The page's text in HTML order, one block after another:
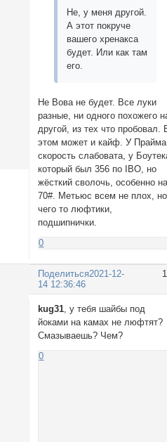
Не, у меня другой.
А этот покруче
вашего хренакса
будет. Или как там
его.
Не Вова не будет. Все луки
разные, ни одного похожего
другой, из тех что пробовал.
этом может и кайф. У Прайма
скорость слабовата, у
который был 356 по IBO, но
жёсткий сволочь, особенно
70#. Метьюс всем не плох, но
чего то люфтики,
подшипнички.
0
Поделиться2021-12-
14 12:36:46
kug31 , у тебя шайбы под
йоками на камах не люфтят?
Смазываешь? Чем?
0